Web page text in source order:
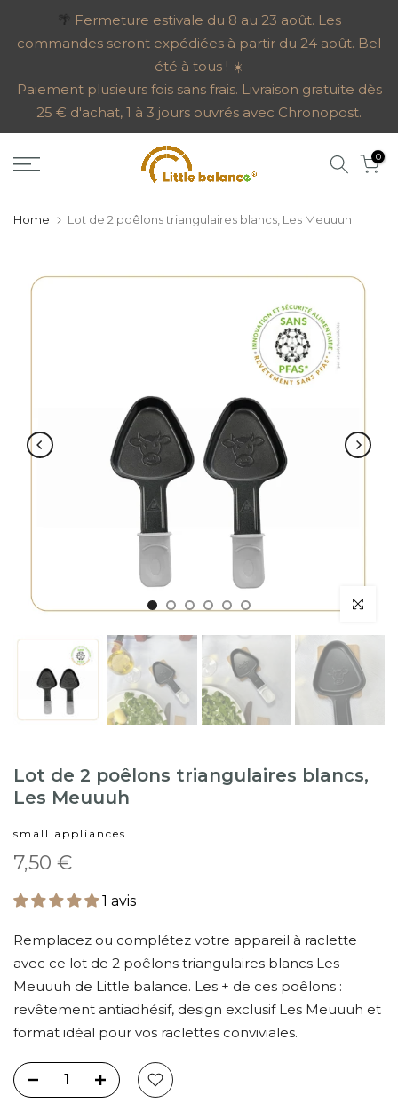
to
🌴 Fermeture estivale du 8 au 23 août. Les
commandes seront expédiées à partir du 24 août. Bel
été à tous ! ☀️
Paiement plusieurs fois sans frais. Livraison gratuite dès
25 € d'achat, 1 à 3 jours ouvrés avec Chronopost.
0
Home Lot de 2 poêlons triangulaires blancs, Les Meuuuh
Lot de 2 poêlons triangulaires blancs,
Les Meuuuh
small appliances
7,50 €
1 avis
Remplacez ou complétez votre appareil à raclette
avec ce lot de 2 poêlons triangulaires blancs Les
Meuuuh de Little balance. Les + de ces poêlons :
revêtement antiadhésif, design exclusif Les Meuuuh et
format idéal pour vos raclettes conviviales.